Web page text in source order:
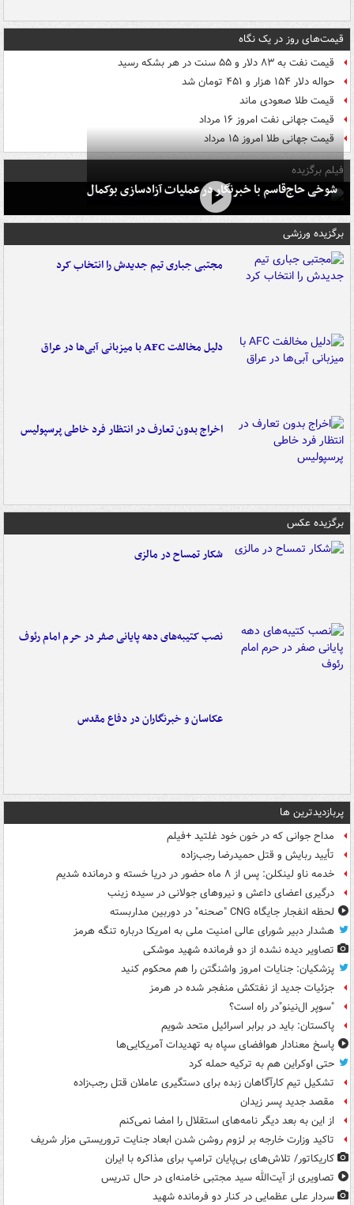
قیمت‌های روز در یک نگاه
قیمت نفت به ۸۳ دلار و ۵۵ سنت در هر بشکه رسید
حواله دلار ۱۵۴ هزار و ۴۵۱ تومان شد
قیمت طلا صعودی ماند
قیمت جهانی نفت امروز ۱۶ مرداد
قیمت جهانی طلا امروز ۱۵ مرداد
فیلم برگزیده
شوخی حاج‌قاسم با خبرنگار در عملیات آزادسازی بوکمال
برگزیده ورزشی
مجتبی جباری تیم جدیدش را انتخاب کرد
دلیل مخالفت AFC با میزبانی آبی‌ها در عراق
اخراج بدون تعارف در انتظار فرد خاطی پرسپولیس
برگزیده عکس
شکار تمساح در مالزی
نصب کتیبه‌های دهه پایانی صفر در حرم امام رئوف
عکاسان و خبرنگاران در دفاع مقدس
پربازدیدترین ها
مداح جوانی که در خون خود غلتید +فیلم
تأیید ربایش و قتل حمیدرضا رجب‌زاده
خدمه ناو لینکلن: پس از ۸ ماه حضور در دریا خسته و درمانده‌ شدیم
درگیری اعضای داعش و نیروهای جولانی در سیده زینب
لحظه انفجار جایگاه CNG "صحنه" در دوربین مداربسته
هشدار دبیر شورای عالی امنیت ملی به امریکا درباره تنگه هرمز
تصاویر دیده‌ نشده از دو فرمانده شهید موشکی
پزشکیان: جنایات امروز واشنگتن را هم محکوم کنید
جزئیات جدید از نفتکش منفجر شده در هرمز
"سوپر ال‌نینو"در راه است؟
پاکستان: باید در برابر اسرائیل متحد شویم
پاسخ معنادار هوافضای سپاه به تهدیدات آمریکایی‌ها
حتی اوکراین هم به ترکیه حمله کرد
تشکیل تیم کارآگاهان زبده برای دستگیری عاملان قتل رجب‌زاده
مقصد جدید پسر زیدان
از این به بعد دیگر نامه‌های استقلال را امضا نمی‌کنم
تاکید وزارت خارجه بر لزوم روشن شدن ابعاد جنایت تروریستی مزار شریف
کاریکاتور/ تلاش‌های بی‌پایان ترامپ برای مذاکره با ایران
تصاویری از آیت‌الله سید مجتبی خامنه‌ای در حال تدریس
سردار علی عظمایی در کنار دو فرمانده شهید